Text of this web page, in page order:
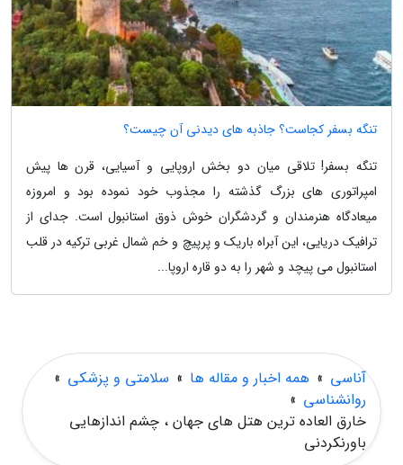
تنگه بسفر کجاست؟ جاذبه های دیدنی آن چیست؟
تنگه بسفر! تلاقی میان دو بخش اروپایی و آسیایی، قرن ها پیش
امپراتوری های بزرگ گذشته را مجذوب خود نموده بود و امروزه
میعادگاه هنرمندان و گردشگران خوش ذوق استانبول است. جدای از
ترافیک دریایی، این آبراه باریک و پرپیچ و خم شمال غربی ترکیه در قلب
استانبول می پیچد و شهر را به دو قاره اروپا...
آناسی » همه اخبار و مقاله ها » سلامتی و پزشکی »
روانشناسی »
خارق العاده ترین هتل های جهان ، چشم اندازهایی
باورنکردنی